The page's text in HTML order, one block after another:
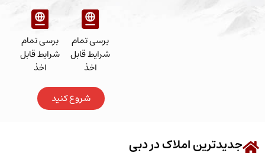
برسی تمام
شرایط قابل
اخذ
شروع کنید
املاک در دبی